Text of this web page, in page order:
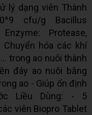
lý dạng viên Thành
cfu/g Bacillus
Protease,
Chuyển hóa các khí
trong ao nuôi thành
đáy ao nuôi bằng
ao - Giúp ổn định
Liều Dùng: - 5
viên Biopro Tablet